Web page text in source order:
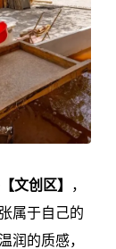
文创区】
，
属于自己的
润的质感，